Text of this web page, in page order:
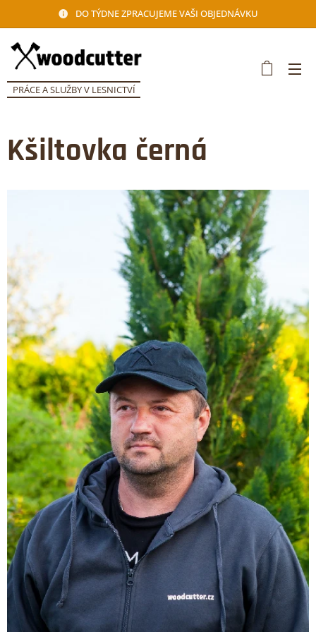
DO TÝDNE ZPRACUJEME VAŠI OBJEDNÁVKU
PRÁCE A SLUŽBY V LESNICTVÍ
Kšiltovka černá